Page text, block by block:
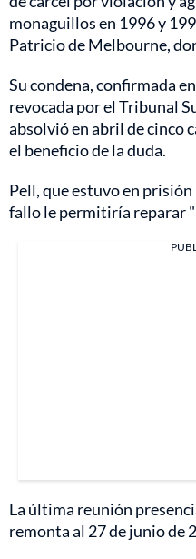
monaguillos en 1996 y
Patricio de Melbourne,
Su condena, confirmada
revocada por el Tribunal
absolvió en abril de cinco
el beneficio de la duda.
Pell, que estuvo en
fallo le permitiría reparar
La última reunión
remonta al 27 de junio de